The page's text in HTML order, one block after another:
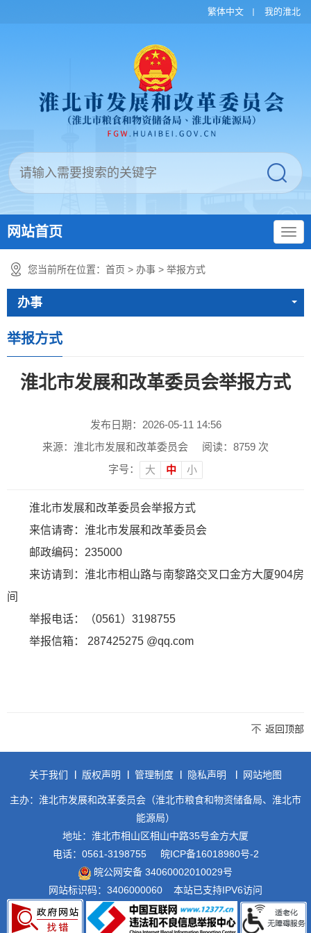
繁体中文 我的淮北
网站首页
您当前所在位置： 首页 > 办事 > 举报方式
办事
举报方式
淮北市发展和改革委员会举报方式
发布日期：2026-05-11 14:56
来源：淮北市发展和改革委员会
阅读： 8759 次
字号：
大 中 小
淮北市发展和改革委员会举报方式
来信请寄：淮北市发展和改革委员会
邮政编码：235000
来访请到：淮北市相山路与南黎路交叉口金方大厦904房
间
举报电话：（0561）3198755
举报信箱： 287425275 @qq.com
返回顶部
关于我们 版权声明 管理制度 隐私声明 网站地图
主办：淮北市发展和改革委员会（淮北市粮食和物资储备局、淮北市
能源局）
地址：淮北市相山区相山中路35号金方大厦
电话：0561-3198755
皖ICP备16018980号-2
皖公网安备 34060002010029号
网站标识码：3406000060
本站已支持IPV6访问